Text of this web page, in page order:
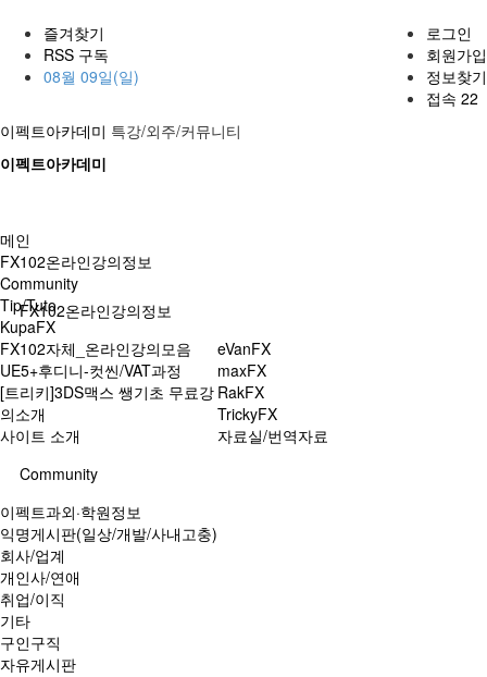
즐겨찾기
RSS 구독
08월 09일(일)
로그인
회원가입
정보찾기
접속 22
이펙트아카데미 특강/외주/커뮤니티
이펙트아카데미
FX102온라인강의정보
FX102자체_온라인강의모음
UE5+후디니-컷씬/VAT과정
[트리키]3DS맥스 쌩기초 무료강
의소개
사이트 소개
Community
이펙트과외·학원정보
익명게시판(일상/개발/사내고충)
회사/업계
개인사/연애
취업/이직
기타
구인구직
자유게시판
메인
FX102온라인강의정보
Community
Tip/Tuto
KupaFX
eVanFX
maxFX
RakFX
TrickyFX
자료실/번역자료